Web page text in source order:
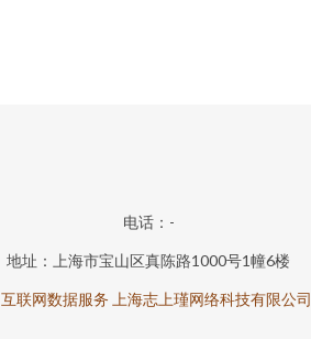
电话：-
地址：上海市宝山区真陈路1000号1幢6楼
互联网数据服务 上海志上瑾网络科技有限公司